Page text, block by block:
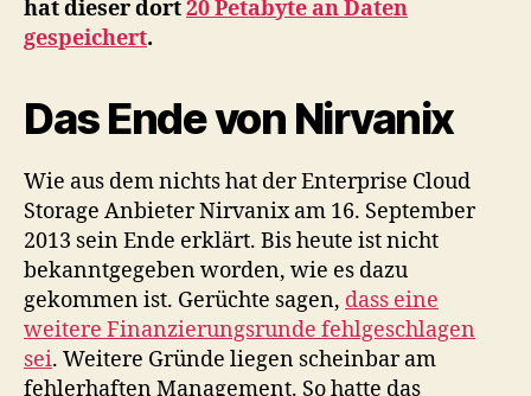
hat dieser dort20 Petabyte an Daten
gespeichert.
Das Ende von Nirvanix
Wie aus dem nichts hat der Enterprise Cloud
Storage Anbieter Nirvanix am 16. September
2013 sein Ende erklärt. Bis heute ist nicht
bekanntgegeben worden, wie es dazu
gekommen ist. Gerüchte sagen, dass eine
weitere Finanzierungsrunde fehlgeschlagen
sei. Weitere Gründe liegen scheinbar am
fehlerhaften Management. So hatte das